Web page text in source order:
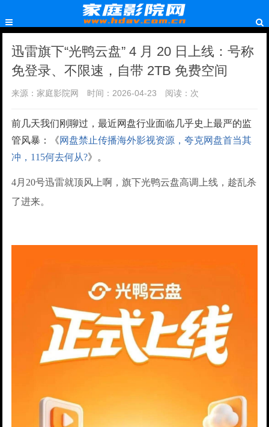
迅雷旗下“光鸭云盘” 4 月 20 日上线：号称
免登录、不限速，自带 2TB 免费空间
来源：家庭影院网 时间：2026-04-23 阅读： 次
前几天我们刚聊过，最近网盘行业面临几乎史上最严的监
管风暴：《网盘禁止传播海外影视资源，夸克网盘首当其
冲，115何去何从?》。
4月20号迅雷就顶风上啊，旗下光鸭云盘高调上线，趁乱杀
了进来。